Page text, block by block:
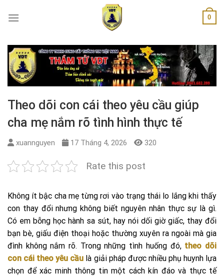
0
Theo dõi con cái theo yêu cầu giúp
cha mẹ nắm rõ tình hình thực tế
xuannguyen 17 Tháng 4, 2026 320
Rate this post
Không ít bậc cha mẹ từng rơi vào trạng thái lo lắng khi thấy
con thay đổi nhưng không biết nguyên nhân thực sự là gì.
Có em bỗng học hành sa sút, hay nói dối giờ giấc, thay đổi
bạn bè, giấu điện thoại hoặc thường xuyên ra ngoài mà gia
đình không nắm rõ. Trong những tình huống đó, theo dõi
con cái theo yêu cầu là giải pháp được nhiều phụ huynh lựa
chọn để xác minh thông tin một cách kín đáo và thực tế